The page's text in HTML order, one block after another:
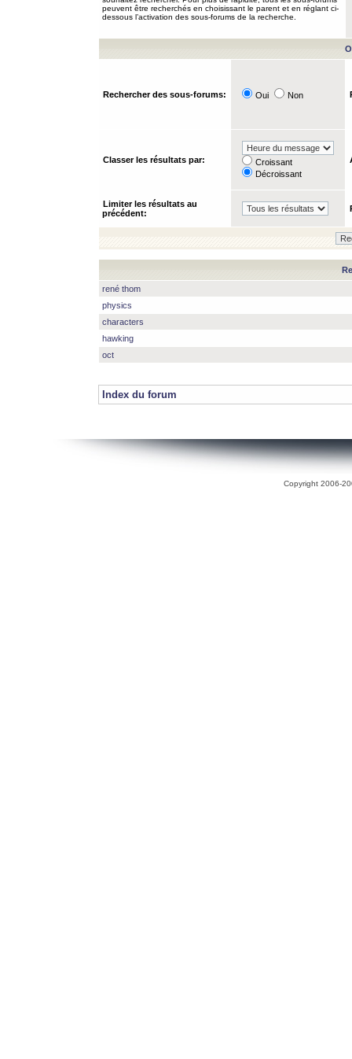
peuvent être recherchés en choisissant le parent et en réglant ci-
dessous l’activation des sous-forums de la recherche.
Rechercher des sous-forums: Oui Non
Classer les résultats par:
Croissant
Décroissant
Limiter les résultats au
précédent:
rené thom
physics
characters
hawking
oct
Index du forum
Copyright 2006-